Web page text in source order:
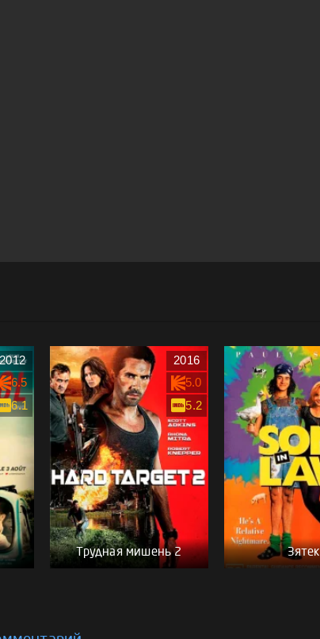
2012
6.5
6.1
Трудная мишень 2
2016
5.0
5.2
Зятек